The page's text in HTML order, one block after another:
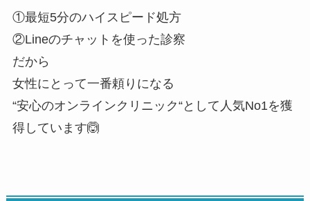
①最短5分のハイスピード処方
②Lineのチャットを使った診察
だから
女性にとって一番頼りになる
“安心のオンラインクリニック“として人気No1を獲
得しています🙆